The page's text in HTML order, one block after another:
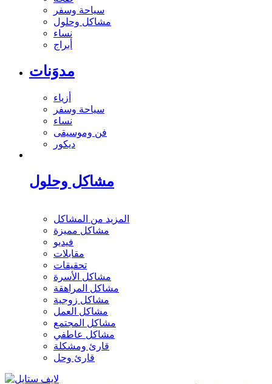
سياحة وسفر
مشاكل وحلول
نساء
أبراج
مدوَنات
أزياء
سياحة وسفر
نساء
فن وموسيقى
ديكور
مشاكل وحلول
المزيد من المشاكل
مشاكل مميزة
فيديو
مقابلات
تحقيقات
مشاكل الأسرة
مشاكل المراهقة
مشاكل زوجية
مشاكل العمل
مشاكل المجتمع
مشاكل عاطفي
قارئ ومشكلة
قارئ وحل